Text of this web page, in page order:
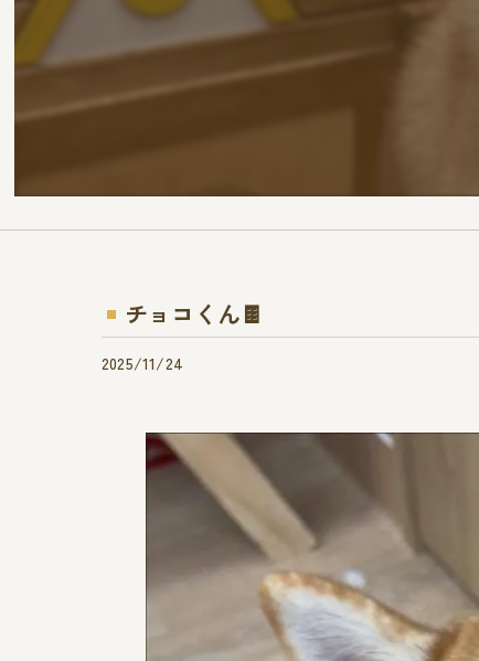
チョコくん🍫
2025/11/24